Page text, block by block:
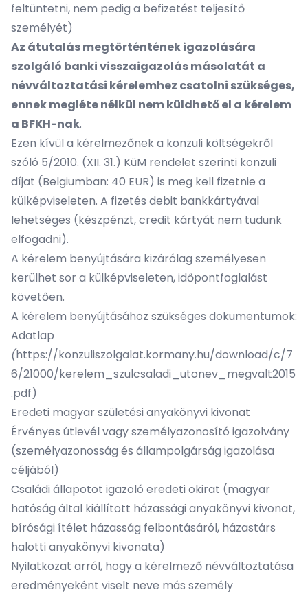
feltüntetni, nem pedig a befizetést teljesítő
személyét)
Az átutalás megtörténtének igazolására
szolgáló banki visszaigazolás másolatát a
névváltoztatási kérelemhez csatolni szükséges,
ennek megléte nélkül nem küldhető el a kérelem
a BFKH-nak.
Ezen kívül a kérelmezőnek a konzuli költségekről
szóló 5/2010. (XII. 31.) KüM rendelet szerinti konzuli
díjat (Belgiumban: 40 EUR) is meg kell fizetnie a
külképviseleten. A fizetés debit bankkártyával
lehetséges (készpénzt, credit kártyát nem tudunk
elfogadni).
A kérelem benyújtására kizárólag személyesen
kerülhet sor a külképviseleten, időpontfoglalást
követően.
A kérelem benyújtásához szükséges dokumentumok:
Adatlap
(https://konzuliszolgalat.kormany.hu/download/c/7
6/21000/kerelem_szulcsaladi_utonev_megvalt2015
.pdf)
Eredeti magyar születési anyakönyvi kivonat
Érvényes útlevél vagy személyazonosító igazolvány
(személyazonosság és állampolgárság igazolása
céljából)
Családi állapotot igazoló eredeti okirat (magyar
hatóság által kiállított házassági anyakönyvi kivonat,
bírósági ítélet házasság felbontásáról, házastárs
halotti anyakönyvi kivonata)
Nyilatkozat arról, hogy a kérelmező névváltoztatása
eredményeként viselt neve más személy